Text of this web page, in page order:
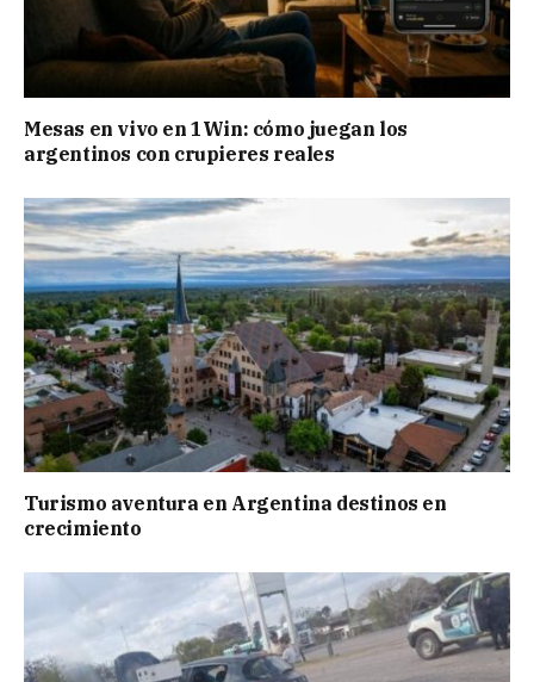
Mesas en vivo en 1Win: cómo juegan los
argentinos con crupieres reales
Turismo aventura en Argentina destinos en
crecimiento